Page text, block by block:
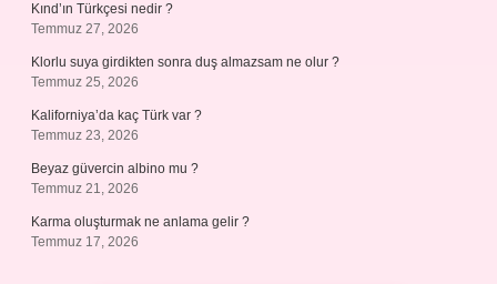
Kınd’ın Türkçesi nedir ?
Temmuz 27, 2026
Klorlu suya girdikten sonra duş almazsam ne olur ?
Temmuz 25, 2026
Kaliforniya’da kaç Türk var ?
Temmuz 23, 2026
Beyaz güvercin albino mu ?
Temmuz 21, 2026
Karma oluşturmak ne anlama gelir ?
Temmuz 17, 2026